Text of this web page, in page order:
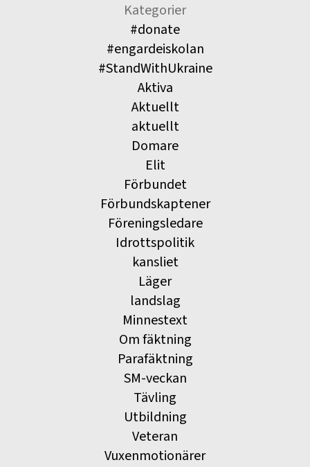
Kategorier
#donate
#engardeiskolan
#StandWithUkraine
Aktiva
Aktuellt
aktuellt
Domare
Elit
Förbundet
Förbundskaptener
Föreningsledare
Idrottspolitik
kansliet
Läger
landslag
Minnestext
Om fäktning
Parafäktning
SM-veckan
Tävling
Utbildning
Veteran
Vuxenmotionärer